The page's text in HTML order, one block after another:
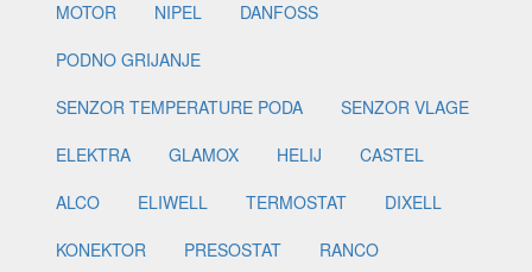
MOTOR
NIPEL
DANFOSS
PODNO GRIJANJE
SENZOR TEMPERATURE PODA
SENZOR VLAGE
ELEKTRA
GLAMOX HELIJ
CASTEL
ALCO
ELIWELL TERMOSTAT
DIXELL
KONEKTOR
PRESOSTAT
RANCO